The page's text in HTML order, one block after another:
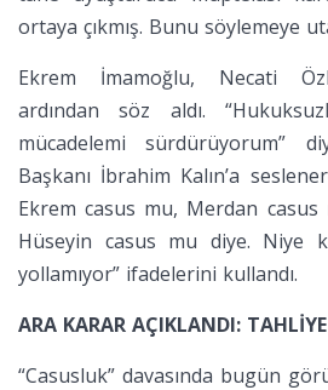
ortaya çıkmış. Bunu söylemeye
Ekrem İmamoğlu, Necati
ardından söz aldı.
mücadelemi sürdürüyorum”
Başkanı İbrahim Kalın’a
Ekrem casus mu, Merdan
Hüseyin casus mu diye. Niye
yollamıyor” ifadelerini kullandı.
ARA KARAR AÇIKLANDI:
“Casusluk” davasında bugün